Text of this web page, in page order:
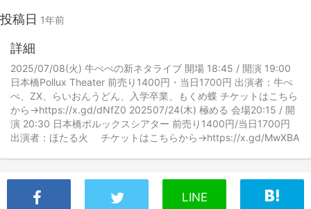
投稿日 1年前
詳細
2025/07/08(火) 牛ぺぺの新ネタライブ 開場 18:45 / 開演 19:00
日本橋Pollux Theater 前売り1400円・当日1700円 出演者：牛ぺ
ぺ、ZX、らいおんうどん、入学卒業、もくめ蝶 チケットはこちら
から→https://x.gd/dNfZ0 202507/24(木) 極める 会場20:15 / 開
演 20:30 日本橋ポルックスシアター 前売り1400円/当日1700円
出演者：ほたる火 チケットはこちらから→https://x.gd/MwXBA
LINE